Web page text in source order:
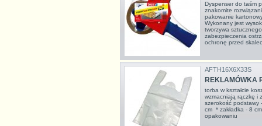
Dyspenser do taśm
znakomite
pakowanie
Wykonany jest
tworzywa
zabezpieczenia
ochronę przed
AFTH16X6X33S
REKLAMÓWKA
torba w kształcie
wzmacniają rączkę
szerokość podstawy
cm * zakładka - 8
opakowaniu